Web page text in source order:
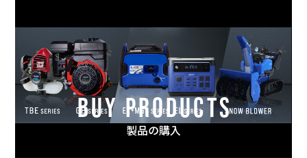
BUY PRODUCTS
製品の購入